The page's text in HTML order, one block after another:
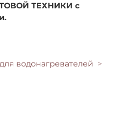
ТЕХНИКИ с
России.
водонагревателей